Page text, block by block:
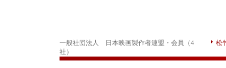
一般社団法人 日本映画製作者連盟・会員（4
社）
松